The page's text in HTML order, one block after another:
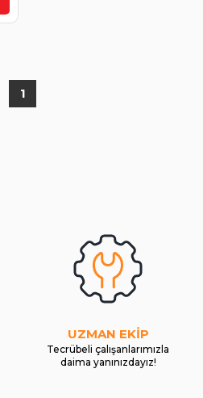
1
UZMAN EKİP
Tecrübeli çalışanlarımızla
daima yanınızdayız!